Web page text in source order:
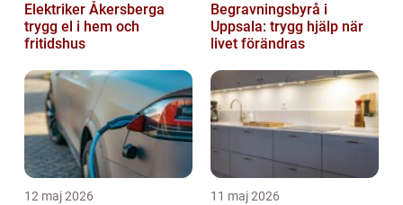
Elektriker Åkersberga
trygg el i hem och
fritidshus
Begravningsbyrå i
Uppsala: trygg hjälp när
livet förändras
12 maj 2026 11 maj 2026